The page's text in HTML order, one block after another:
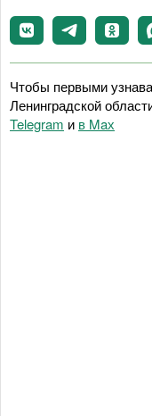
Чтобы первыми
Ленинградской
Telegram и в Maх